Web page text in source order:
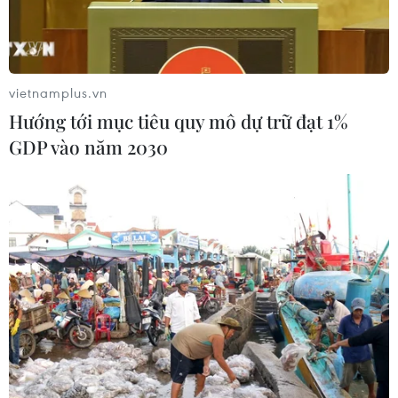
Hiện trường vụ tai nạn. (Ảnh: Đậu Tất Thành/TTXVN)
Rạng sáng 27/11, một vụ tai nạn giao thông
nghiêm trọng xảy ra trên Quốc lộ 14 (đoạn qua
thôn Phú Quý, xã Phú Sơn, huyện Bù Đăng, tỉnh
Bình Phước) khiến 1 người tử vong và 3 người
bị thương.
vietnamplus.vn
Hướng tới mục tiêu quy mô dự trữ đạt 1%
GDP vào năm 2030